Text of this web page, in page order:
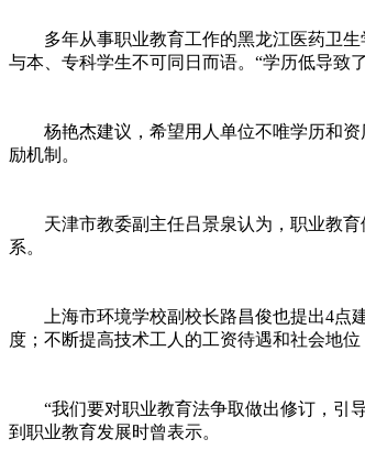
多年从事职业教育工作的黑龙江医药卫生
与本、专科学生不可同日而语。“学历低导致
杨艳杰建议，希望用人单位不唯学历和资
励机制。
天津市教委副主任吕景泉认为，职业教育
系。
上海市环境学校副校长路昌俊也提出4点建
度；不断提高技术工人的工资待遇和社会地
“我们要对职业教育法争取做出修订，引导
到职业教育发展时曾表示。